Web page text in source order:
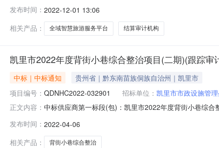
得分平均得分排名备注1贵州泰和全过程工程咨询服务有
芳豪工程项
发布时间： 2022-12-01 13:06
相关产品：
全域智慧旅游服务平台 结算审计机构
凯里市2022年度背街小巷综合整治项目(二期)(跟踪审
中标｜中标通知
贵州省｜黔东南苗族侗族自治州｜凯里市
项目编号： QDNHC2022-032901 招标单位： 凯里市市政设施管
正文内容： 中标供应商第一标段(包)：凯里市2022年度背街小巷综
市2022年度背街小巷综合整治项目（二期）（跟踪审计
发布时间： 2022-04-06
相关产品：
背街小巷综合整治